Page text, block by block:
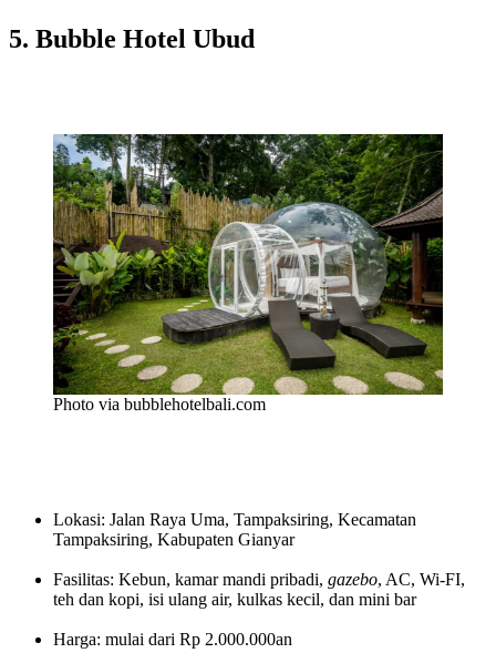
5. Bubble Hotel Ubud
Photo via bubblehotelbali.com
Lokasi: Jalan Raya Uma, Tampaksiring, Kecamatan
Tampaksiring, Kabupaten Gianyar
Fasilitas: Kebun, kamar mandi pribadi, gazebo, AC, Wi-FI,
teh dan kopi, isi ulang air, kulkas kecil, dan mini bar
Harga: mulai dari Rp 2.000.000an